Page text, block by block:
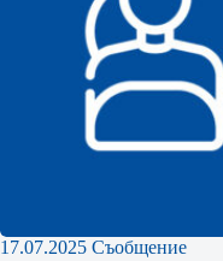
17.07.2025 Съобщение